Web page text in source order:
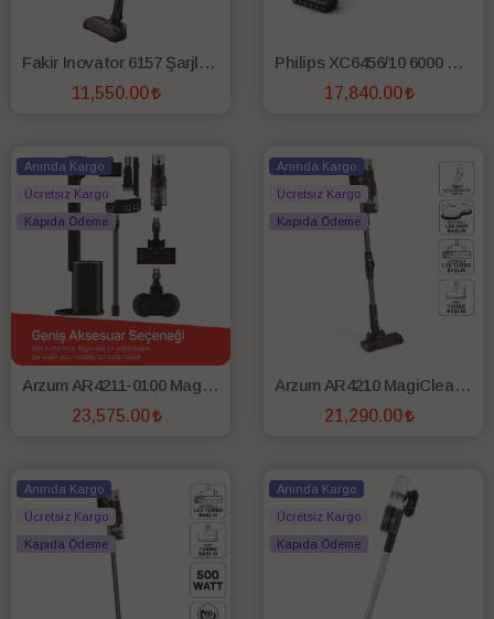
Fakir Inovator 6157 Şarjlı Dikey Süpürge
11,550.00
Philips XC6456/10 6000 Serisi Şarjlı Dikey Süpürge + HDA150 Kahve Makinesi Hediyeli
17,840.00
Anında Kargo
Ücretsiz Kargo
Kapıda Ödeme
Arzum AR4211-0100 MagiClean Flexbin İstanyonlu Dikey Şarjlı Süpürge - Siyah
23,575.00
Anında Kargo
Ücretsiz Kargo
Kapıda Ödeme
Arzum AR4210 MagiClean HydroFlex Dikey Şarjlı Süpürge - Siyah
21,290.00
Anında Kargo
Ücretsiz Kargo
Kapıda Ödeme
Anında Kargo
Ücretsiz Kargo
Kapıda Ödeme